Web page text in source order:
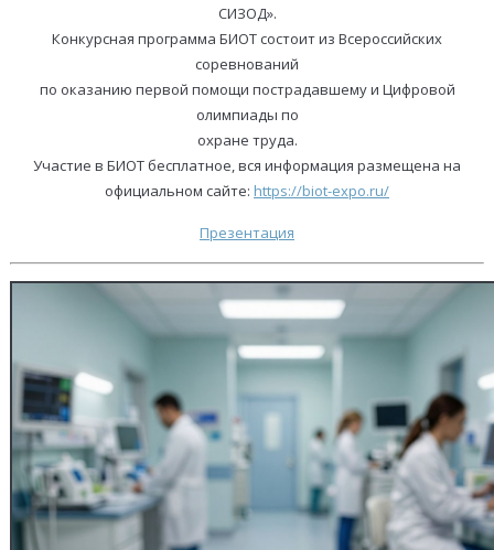
СИЗОД».
Конкурсная программа БИОТ состоит из Всероссийских
соревнований
по оказанию первой помощи пострадавшему и Цифровой
олимпиады по
охране труда.
Участие в БИОТ бесплатное, вся информация размещена на
официальном сайте: https://biot-expo.ru/
Презентация